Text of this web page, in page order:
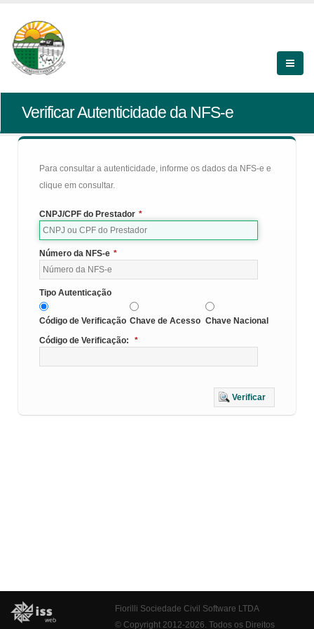
Verificar Autenticidade da NFS-e
Para consultar a autenticidade, informe os dados da NFS-e e
clique em consultar.
CNPJ/CPF do Prestador *
Número da NFS-e *
Tipo Autenticação
Código de Verificação Chave de Acesso Chave Nacional
Código de Verificação:
*
Verificar
Fiorilli Sociedade Civil Software LTDA
© Copyright 2012-2026. Todos os Direitos